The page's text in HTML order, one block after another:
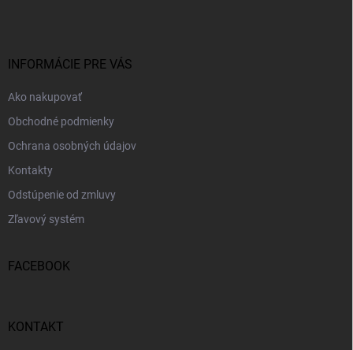
INFORMÁCIE PRE VÁS
Ako nakupovať
Obchodné podmienky
Ochrana osobných údajov
Kontakty
Odstúpenie od zmluvy
Zľavový systém
FACEBOOK
KONTAKT